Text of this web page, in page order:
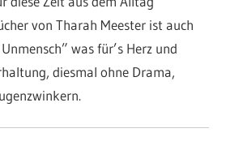
von Tharah Meester ist auch
was für’s Herz und
diesmal ohne Drama,